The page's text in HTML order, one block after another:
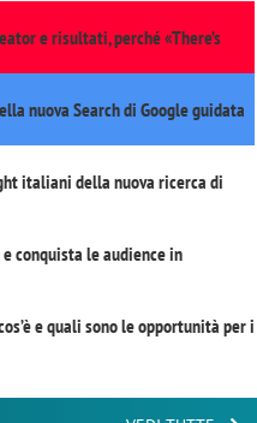
e risultati, perché «There’s
nuova Search di Google guidata
italiani della nuova ricerca di
conquista le audience in
e quali sono le opportunità per i